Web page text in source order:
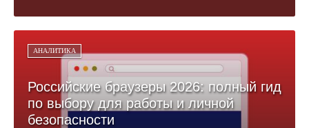
АНАЛИТИКА
Российские браузеры 2026: полный гид
по выбору для работы и личной
безопасности